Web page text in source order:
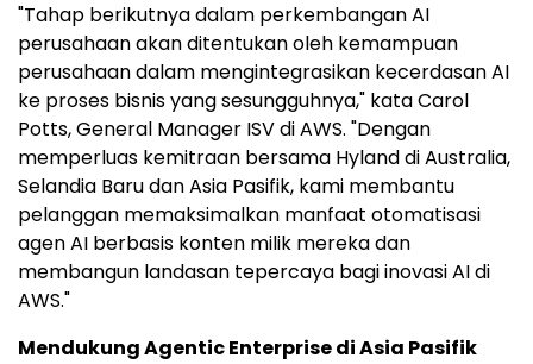
"Tahap berikutnya dalam perkembangan AI
perusahaan akan ditentukan oleh kemampuan
perusahaan dalam mengintegrasikan kecerdasan AI
ke proses bisnis yang sesungguhnya," kata Carol
Potts, General Manager ISV di AWS. "Dengan
memperluas kemitraan bersama Hyland di Australia,
Selandia Baru dan Asia Pasifik, kami membantu
pelanggan memaksimalkan manfaat otomatisasi
agen AI berbasis konten milik mereka dan
membangun landasan tepercaya bagi inovasi AI di
AWS."
Mendukung Agentic Enterprise di Asia Pasifik